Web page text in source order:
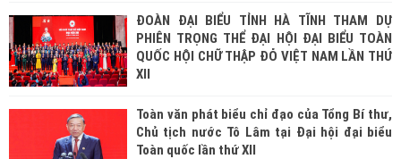
ĐOÀN ĐẠI BIỂU TỈNH HÀ TĨNH THAM DỰ
PHIÊN TRỌNG THỂ ĐẠI HỘI ĐẠI BIỂU TOÀN
QUỐC HỘI CHỮ THẬP ĐỎ VIỆT NAM LẦN THỨ
XII
Toàn văn phát biểu chỉ đạo của Tổng Bí thư,
Chủ tịch nước Tô Lâm tại Đại hội đại biểu
Toàn quốc lần thứ XII